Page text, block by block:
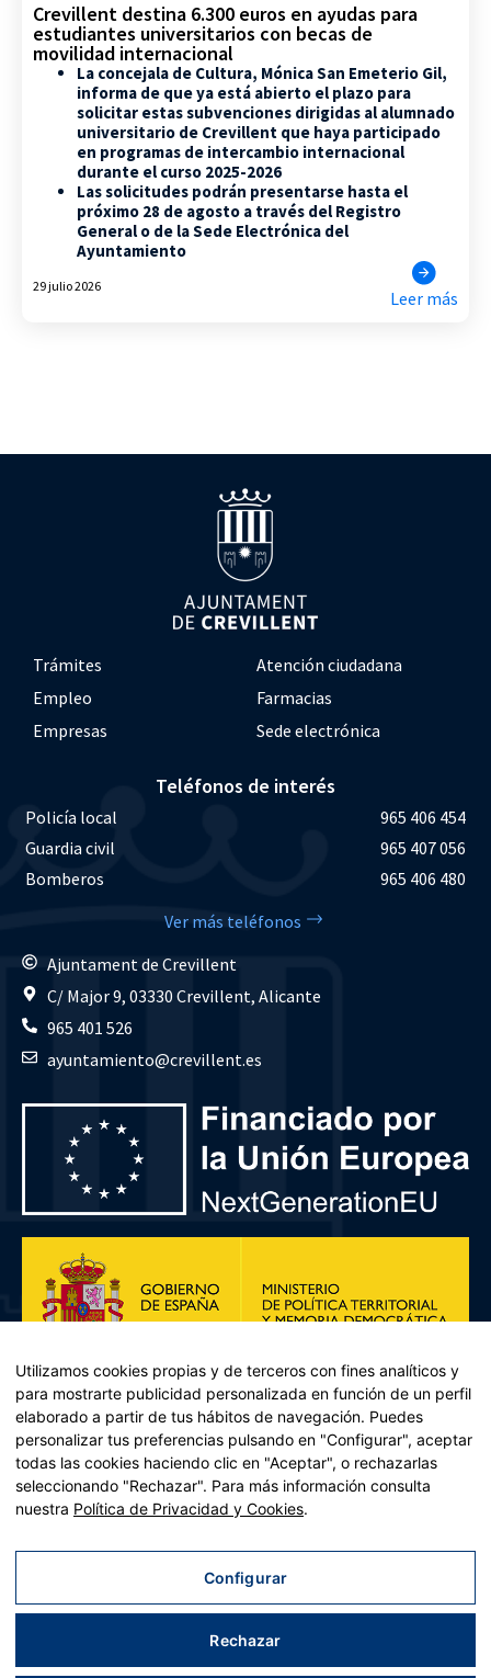
Crevillent destina 6.300 euros en ayudas para
estudiantes universitarios con becas de
movilidad internacional
La concejala de Cultura, Mónica San Emeterio Gil,
informa de que ya está abierto el plazo para
solicitar estas subvenciones dirigidas al alumnado
universitario de Crevillent que haya participado
en programas de intercambio internacional
durante el curso 2025-2026
Las solicitudes podrán presentarse hasta el
próximo 28 de agosto a través del Registro
General o de la Sede Electrónica del
Ayuntamiento
29 julio 2026
Leer más
Trámites
Atención ciudadana
Empleo
Farmacias
Empresas
Sede electrónica
Teléfonos de interés
Policía local
965 406 454
Guardia civil
965 407 056
Bomberos
965 406 480
Ver más teléfonos
Ajuntament de Crevillent
C/ Major 9, 03330 Crevillent, Alicante
965 401 526
ayuntamiento@crevillent.es
Plan de Recuperación, Transformación y Resiliencia – Financiado por
Recuperación y resiliencia, establecido por el Reglamento (UE)
2021/241 del Parlamento Europeo y del Consejo, de 12 de febrero
Utilizamos cookies propias y de terceros con fines analíticos y
para mostrarte publicidad personalizada en función de un perfil
elaborado a partir de tus hábitos de navegación. Puedes
personalizar tus preferencias pulsando en "Configurar", aceptar
todas las cookies haciendo clic en "Aceptar", o rechazarlas
seleccionando "Rechazar". Para más información consulta
nuestra Política de Privacidad y Cookies.
Configurar
Rechazar